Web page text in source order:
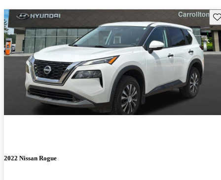
2022 Nissan Rogue